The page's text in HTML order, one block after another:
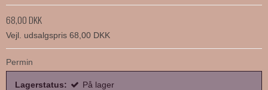
68,00 DKK
Vejl. udsalgspris 68,00 DKK
Permin
Lagerstatus: På lager